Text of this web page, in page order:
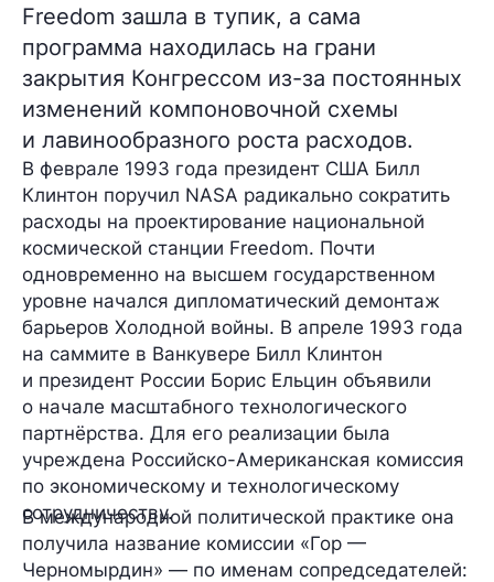
Freedom зашла в тупик, а сама
программа находилась на грани
закрытия Конгрессом из-за постоянных
изменений компоновочной схемы
и лавинообразного роста расходов.
В феврале 1993 года президент США Билл
Клинтон поручил NASA радикально сократить
расходы на проектирование национальной
космической станции Freedom. Почти
одновременно на высшем государственном
уровне начался дипломатический демонтаж
барьеров Холодной войны. В апреле 1993 года
на саммите в Ванкувере Билл Клинтон
и президент России Борис Ельцин объявили
о начале масштабного технологического
партнёрства. Для его реализации была
учреждена Российско-Американская комиссия
по экономическому и технологическому
сотрудничеству.
В международной политической практике она
получила название комиссии «Гор —
Черномырдин» — по именам сопредседателей: